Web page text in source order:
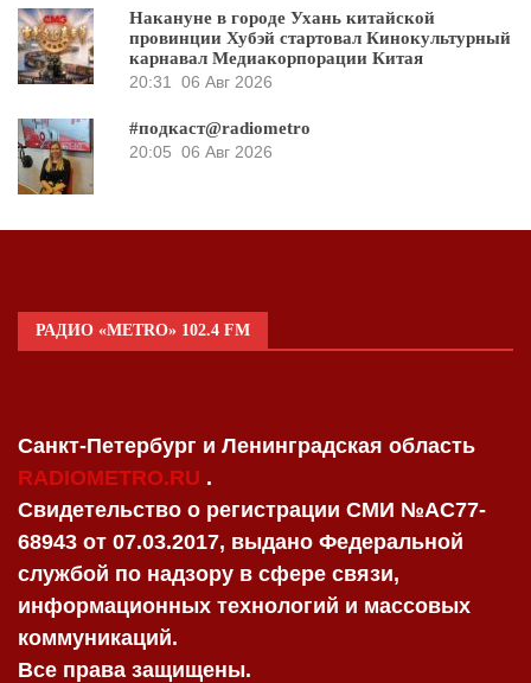
Накануне в городе Ухань китайской
провинции Хубэй стартовал Кинокультурный
карнавал Медиакорпорации Китая
20:31
06 Авг 2026
#подкаст@radiometro
20:05 06 Авг 2026
РАДИО «METRO» 102.4 FM
Санкт-Петербург и Ленинградская область
RADIOMETRO.RU .
Свидетельство о регистрации СМИ №AC77-
68943 от 07.03.2017, выдано Федеральной
службой по надзору в сфере связи,
информационных технологий и массовых
коммуникаций.
Все права защищены.